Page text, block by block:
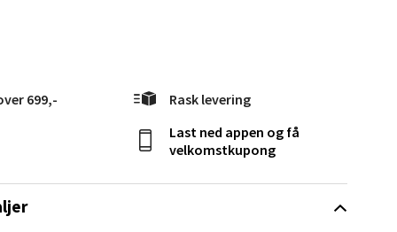
699,- Rask levering
Last ned appen og få
velkomstkupong